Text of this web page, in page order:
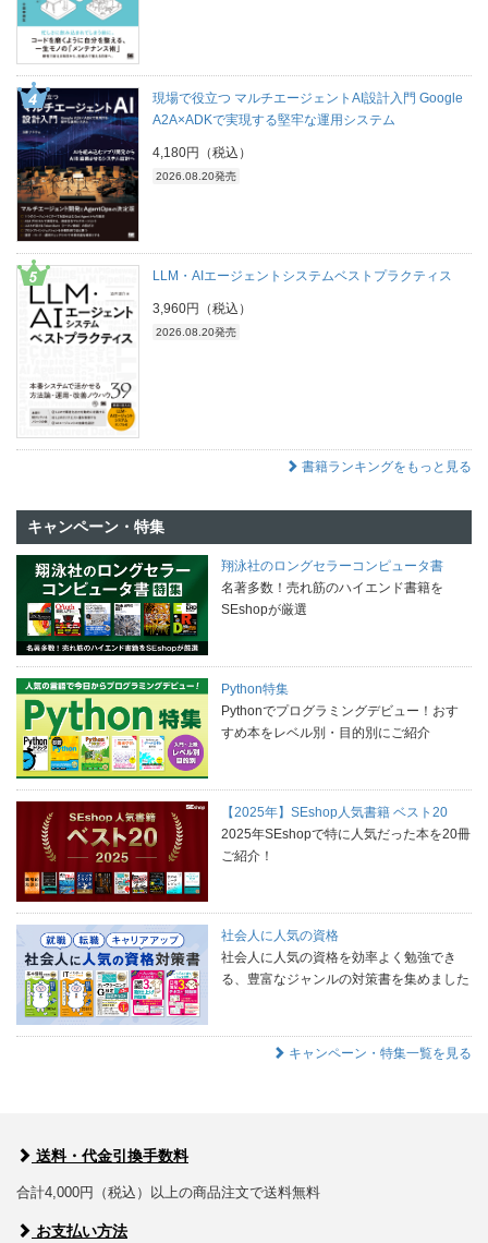
現場で役立つ マルチエージェントAI設計入門 Google
A2A×ADKで実現する堅牢な運用システム
4,180円（税込）
2026.08.20発売
LLM・AIエージェントシステムベストプラクティス
3,960円（税込）
2026.08.20発売
書籍ランキングをもっと見る
キャンペーン・特集
翔泳社のロングセラーコンピュータ書
名著多数！売れ筋のハイエンド書籍を
SEshopが厳選
Python特集
Pythonでプログラミングデビュー！おす
すめ本をレベル別・目的別にご紹介
【2025年】SEshop人気書籍 ベスト20
2025年SEshopで特に人気だった本を20冊
ご紹介！
社会人に人気の資格
社会人に人気の資格を効率よく勉強でき
る、豊富なジャンルの対策書を集めました
キャンペーン・特集一覧を見る
送料・代金引換手数料
合計4,000円（税込）以上の商品注文で送料無料
お支払い方法